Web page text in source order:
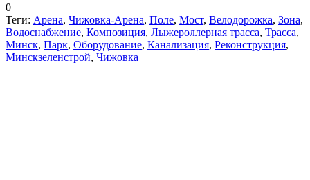
0
Теги: Арена, Чижовка-Арена, Поле, Мост, Велодорожка, Зона,
Водоснабжение, Композиция, Лыжероллерная трасса, Трасса,
Минск, Парк, Оборудование, Канализация, Реконструкция,
Минскзеленстрой, Чижовка